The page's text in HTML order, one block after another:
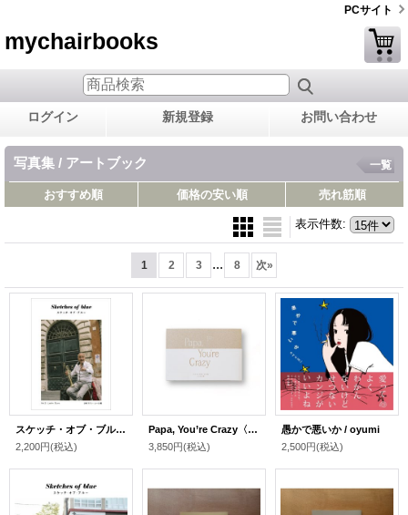
PCサイト
mychairbooks
ログイン 新規登録 お問い合わせ
写真集 / アートブック 一覧
おすすめ順 価格の安い順 売れ筋順
表示件数:
1 2 3 ... 8 次»
スケッチ・オブ・ブルー 2巻 ラテン・ユーロ編
2,200円(税込)
Papa, You’re Crazy〈クジラと天体、父の島〉/ 西山勲
3,850円(税込)
愚かで悪いか / oyumi
2,500円(税込)